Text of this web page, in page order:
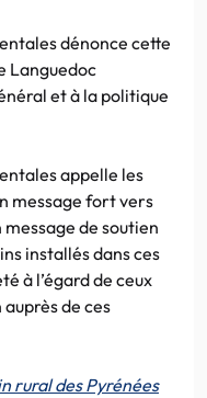
dénonce cette
Languedoc
et à la politique
appelle les
message fort vers
de soutien
installés dans ces
à l’égard de ceux
de ces
rural des Pyrénées